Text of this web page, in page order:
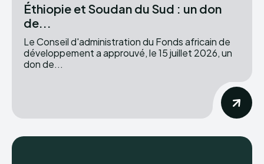
Éthiopie et Soudan du Sud : un don
de...
Le Conseil d'administration du Fonds africain de
développement a approuvé, le 15 juillet 2026, un
don de...